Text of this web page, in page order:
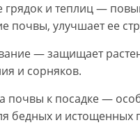
грядок и теплиц —
почвы, улучшает ее
— защищает
и сорняков.
почвы к посадке —
бедных и истощенных